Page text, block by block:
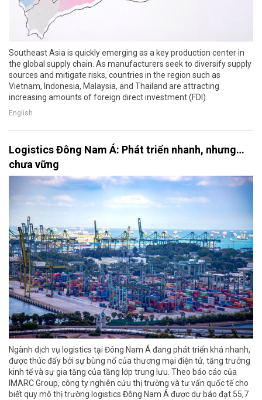
Southeast Asia is quickly emerging as a key production center in
the global supply chain. As manufacturers seek to diversify supply
sources and mitigate risks, countries in the region such as
Vietnam, Indonesia, Malaysia, and Thailand are attracting
increasing amounts of foreign direct investment (FDI).
English
Logistics Đông Nam Á: Phát triển nhanh, nhưng…
chưa vững
Ngành dịch vụ logistics tại Đông Nam Á đang phát triển khá nhanh,
được thúc đẩy bởi sự bùng nổ của thương mại điện tử, tăng trưởng
kinh tế và sự gia tăng của tầng lớp trung lưu. Theo báo cáo của
IMARC Group, công ty nghiên cứu thị trường và tư vấn quốc tế cho
biết quy mô thị trường logistics Đông Nam Á được dự báo đạt 55,7